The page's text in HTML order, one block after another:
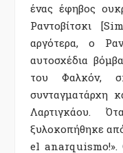
ένας έφηβος
Ραντοβίτσκι
αργότερα, ο
αυτοσχέδια
του Φαλκόν,
συνταγματάρχη
Λαρτιγκάου.
ξυλοκοπήθηκε
el anarquismo!».